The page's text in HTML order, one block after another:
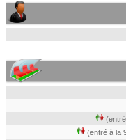
(entré à la